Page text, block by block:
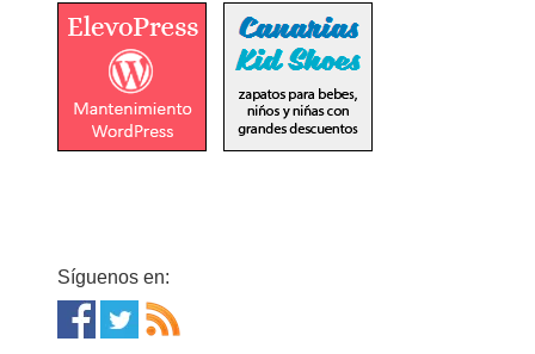
Síguenos en: